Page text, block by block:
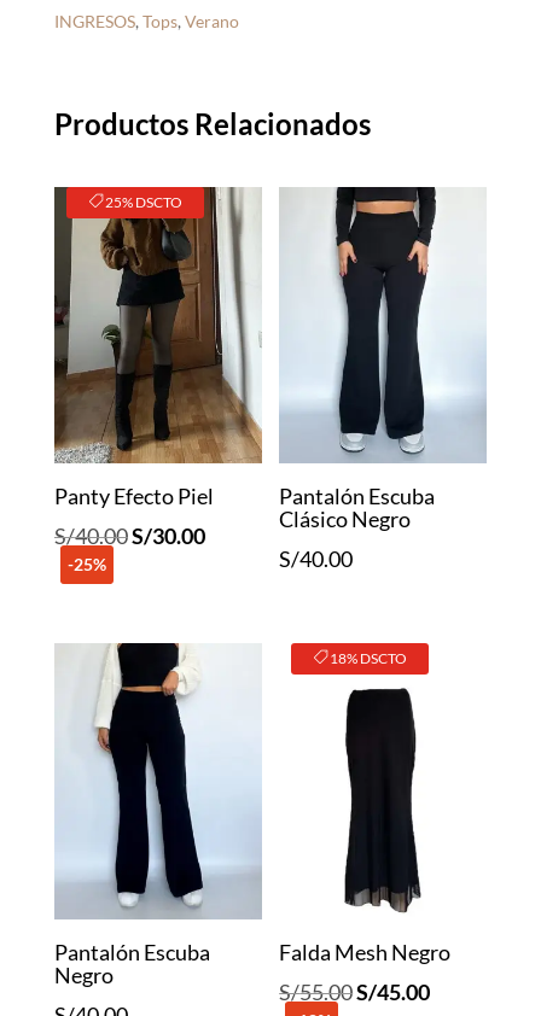
INGRESOS, Tops, Verano
Productos Relacionados
25% DSCTO
Panty Efecto Piel
S/40.00El
S/40.00.
S/30.00El
-25%
Pantalón Escuba
Clásico Negro
S/40.00
Pantalón Escuba
Negro
18% DSCTO
Falda Mesh Negro
S/55.00El
S/45.00El